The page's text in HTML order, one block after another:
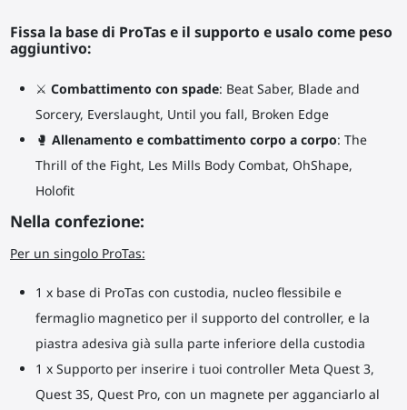
Fissa la base di ProTas e il supporto e usalo come peso
aggiuntivo:
⚔ Combattimento con spade: Beat Saber, Blade and
Sorcery, Everslaught, Until you fall, Broken Edge
🥊 Allenamento e combattimento corpo a corpo: The
Thrill of the Fight, Les Mills Body Combat, OhShape,
Holofit
Nella confezione:
Per un singolo ProTas:
1 x base di ProTas con custodia, nucleo flessibile e
fermaglio magnetico per il supporto del controller, e la
piastra adesiva già sulla parte inferiore della custodia
1 x Supporto per inserire i tuoi controller Meta Quest 3,
Quest 3S, Quest Pro, con un magnete per agganciarlo al